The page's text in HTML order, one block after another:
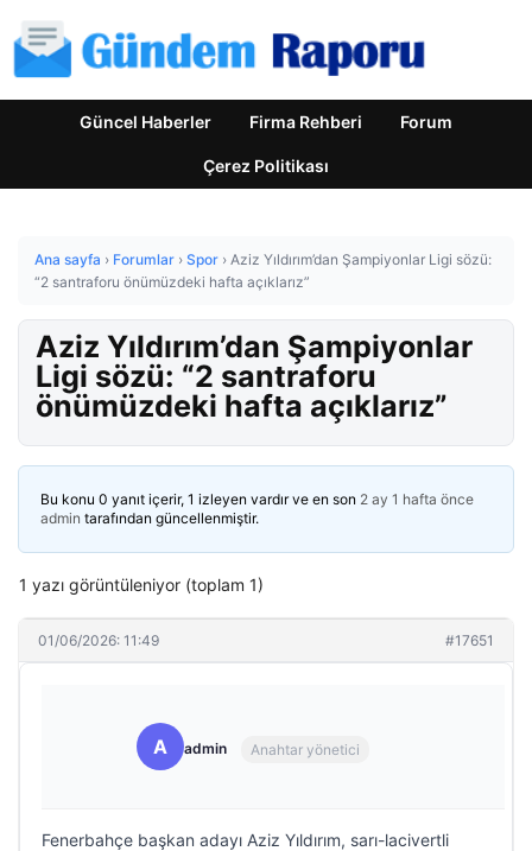
Güncel Haberler Firma Rehberi Forum
Çerez Politikası
Ana sayfa › Forumlar › Spor › Aziz Yıldırım’dan Şampiyonlar Ligi sözü:
“2 santraforu önümüzdeki hafta açıklarız”
Aziz Yıldırım’dan Şampiyonlar
Ligi sözü: “2 santraforu
önümüzdeki hafta açıklarız”
Bu konu 0 yanıt içerir, 1 izleyen vardır ve en son 2 ay 1 hafta önce
admin tarafından güncellenmiştir.
1 yazı görüntüleniyor (toplam 1)
01/06/2026: 11:49 #17651
A admin Anahtar yönetici
Fenerbahçe başkan adayı Aziz Yıldırım, sarı-lacivertli